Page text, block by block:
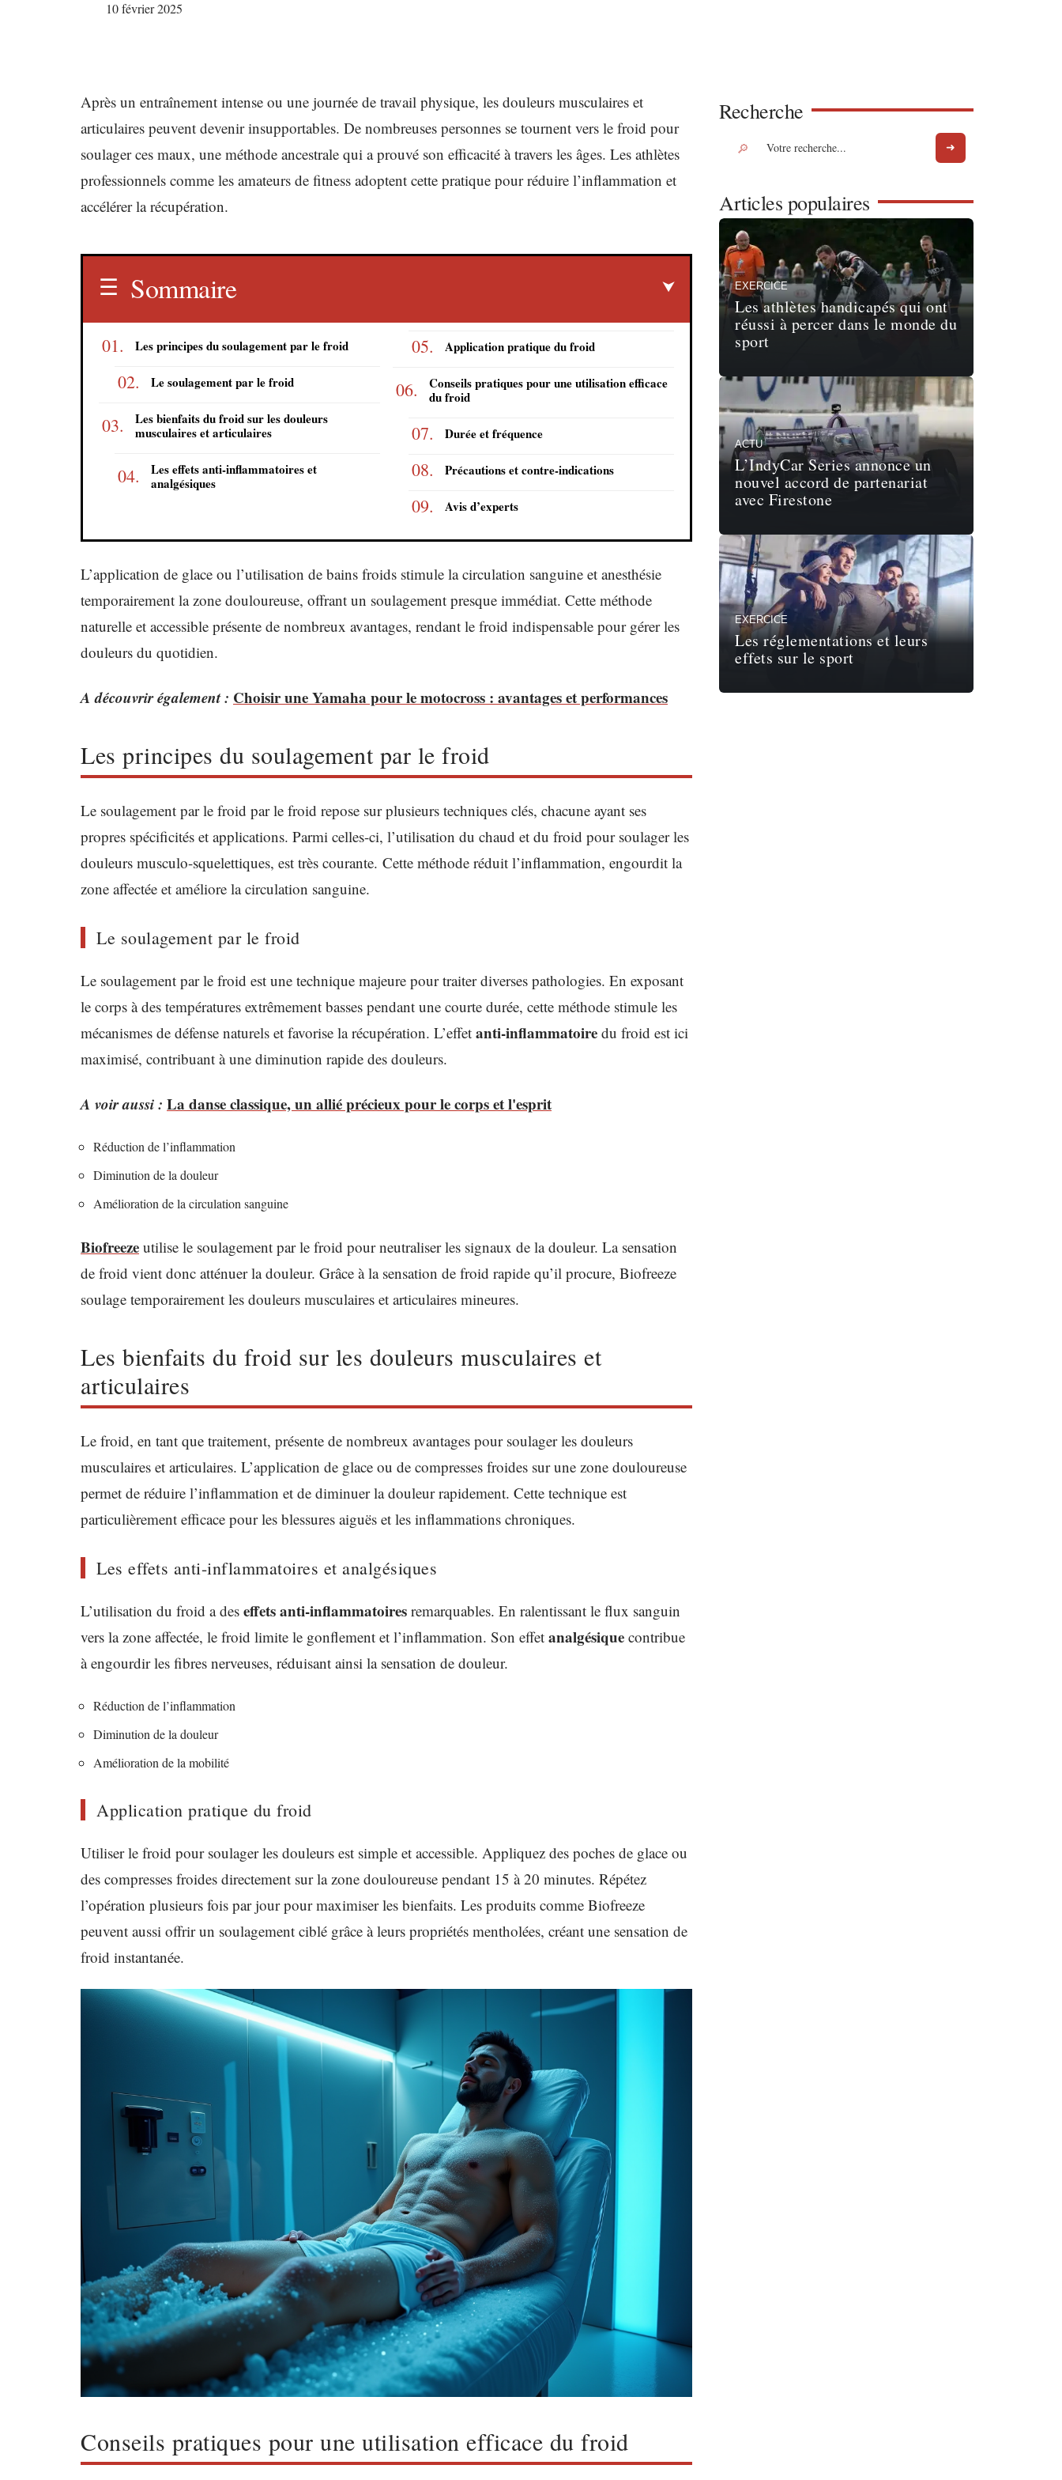
10 février 2025
Après un entraînement intense ou une journée de travail physique, les douleurs musculaires et
articulaires peuvent devenir insupportables. De nombreuses personnes se tournent vers le froid pour
soulager ces maux, une méthode ancestrale qui a prouvé son efficacité à travers les âges. Les athlètes
professionnels comme les amateurs de fitness adoptent cette pratique pour réduire l’inflammation et
accélérer la récupération.
Sommaire
Les principes du soulagement par le froid
Le soulagement par le froid
Les bienfaits du froid sur les douleurs
musculaires et articulaires
Les effets anti-inflammatoires et
analgésiques
Application pratique du froid
Conseils pratiques pour une utilisation efficace
du froid
Durée et fréquence
Précautions et contre-indications
Avis d’experts
L’application de glace ou l’utilisation de bains froids stimule la circulation sanguine et anesthésie
temporairement la zone douloureuse, offrant un soulagement presque immédiat. Cette méthode
naturelle et accessible présente de nombreux avantages, rendant le froid indispensable pour gérer les
douleurs du quotidien.
A découvrir également : Choisir une Yamaha pour le motocross : avantages et performances
Les principes du soulagement par le froid
Le soulagement par le froid par le froid repose sur plusieurs techniques clés, chacune ayant ses
propres spécificités et applications. Parmi celles-ci, l’utilisation du chaud et du froid pour soulager les
douleurs musculo-squelettiques, est très courante. Cette méthode réduit l’inflammation, engourdit la
zone affectée et améliore la circulation sanguine.
Le soulagement par le froid
Le soulagement par le froid est une technique majeure pour traiter diverses pathologies. En exposant
le corps à des températures extrêmement basses pendant une courte durée, cette méthode stimule les
mécanismes de défense naturels et favorise la récupération. L’effet anti-inflammatoire du froid est ici
maximisé, contribuant à une diminution rapide des douleurs.
A voir aussi : La danse classique, un allié précieux pour le corps et l'esprit
Réduction de l’inflammation
Diminution de la douleur
Amélioration de la circulation sanguine
Biofreeze utilise le soulagement par le froid pour neutraliser les signaux de la douleur. La sensation
de froid vient donc atténuer la douleur. Grâce à la sensation de froid rapide qu’il procure, Biofreeze
soulage temporairement les douleurs musculaires et articulaires mineures.
Les bienfaits du froid sur les douleurs musculaires et
articulaires
Le froid, en tant que traitement, présente de nombreux avantages pour soulager les douleurs
musculaires et articulaires. L’application de glace ou de compresses froides sur une zone douloureuse
permet de réduire l’inflammation et de diminuer la douleur rapidement. Cette technique est
particulièrement efficace pour les blessures aiguës et les inflammations chroniques.
Les effets anti-inflammatoires et analgésiques
L’utilisation du froid a des effets anti-inflammatoires remarquables. En ralentissant le flux sanguin
vers la zone affectée, le froid limite le gonflement et l’inflammation. Son effet analgésique contribue
à engourdir les fibres nerveuses, réduisant ainsi la sensation de douleur.
Réduction de l’inflammation
Diminution de la douleur
Amélioration de la mobilité
Application pratique du froid
Utiliser le froid pour soulager les douleurs est simple et accessible. Appliquez des poches de glace ou
des compresses froides directement sur la zone douloureuse pendant 15 à 20 minutes. Répétez
l’opération plusieurs fois par jour pour maximiser les bienfaits. Les produits comme Biofreeze
peuvent aussi offrir un soulagement ciblé grâce à leurs propriétés mentholées, créant une sensation de
froid instantanée.
Conseils pratiques pour une utilisation efficace du froid
Recherche
Articles populaires
EXERCICE
Les athlètes handicapés qui ont
réussi à percer dans le monde du
sport
ACTU
L’IndyCar Series annonce un
nouvel accord de partenariat
avec Firestone
EXERCICE
Les réglementations et leurs
effets sur le sport